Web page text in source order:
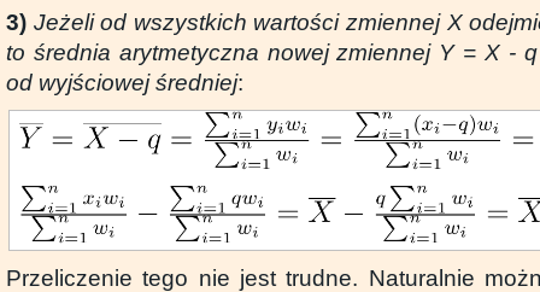
3) Jeżeli od wszystkich wartości zmiennej X
to średnia arytmetyczna nowej zmiennej Y = X -
od wyjściowej średniej:
Przeliczenie tego nie jest trudne. Naturalnie